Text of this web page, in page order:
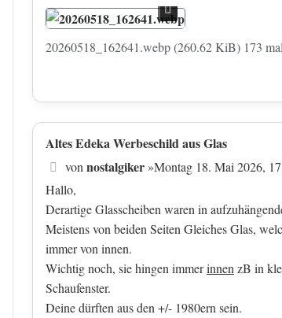
20260518_162641.webp (260.62 KiB) 173
Altes Edeka Werbeschild aus Glas
Beitrag
von nostalgiker»Montag 18. Mai 2026,
Hallo,
Derartige Glasscheiben waren in
Meistens von beiden Seiten Gleiches Glas,
immer von innen.
Wichtig noch, sie hingen immerinnen zB in
Schaufenster.
Deine dürften aus den +/- 1980ern sein.